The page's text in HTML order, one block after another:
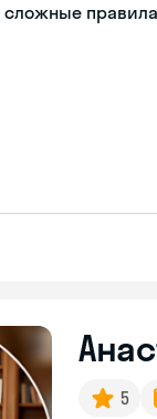
сложные
5